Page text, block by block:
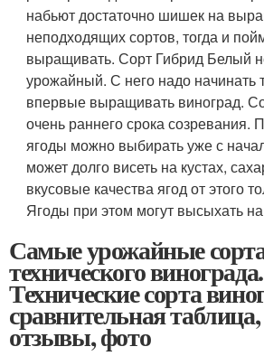
набьют достаточно шишек на
неподходящих сортов, тогда и
выращивать. Сорт Гибрид Белый
урожайный. С него надо начинать
впервые выращивать виноград.
очень раннего срока созревания.
ягоды можно выбирать уже с
может долго висеть на кустах,
вкусовые качества ягод от этого
Ягоды при этом могут высыхать
Самые урожайные
технического винограда.
Технические сорта
сравнительная
отзывы, фото